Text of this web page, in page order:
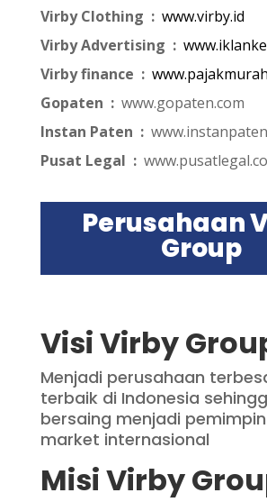
Virby Clothing : www.virby.id
Virby Advertising :
Virby finance :
Gopaten :www.gopaten.com
Instan Paten :
Pusat Legal :
Perusahaan
Group
Visi Virby
Menjadi perusahaan
terbaik di Indonesia
bersaing menjadi
market internasional
Misi Virby